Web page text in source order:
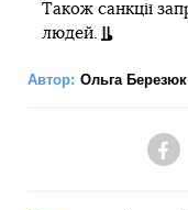
Також санкції
людей.
Автор: Ольга Березюк